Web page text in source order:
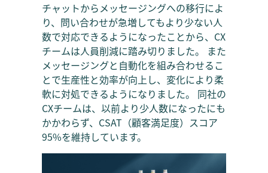
チャットからメッセージングへの移行によ
り、問い合わせが急増してもより少ない人
数で対応できるようになったことから、CX
チームは人員削減に踏み切りました。 また
メッセージングと自動化を組み合わせるこ
とで生産性と効率が向上し、変化により柔
軟に対処できるようになりました。 同社の
CXチームは、以前より少人数になったにも
かかわらず、CSAT（顧客満足度）スコア
95%を維持しています。